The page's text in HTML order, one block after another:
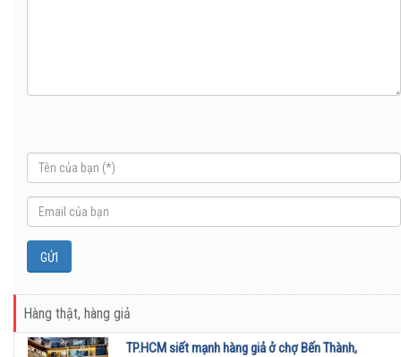
Hàng thật, hàng giả
TP.HCM siết mạnh hàng giả ở chợ Bến Thành,